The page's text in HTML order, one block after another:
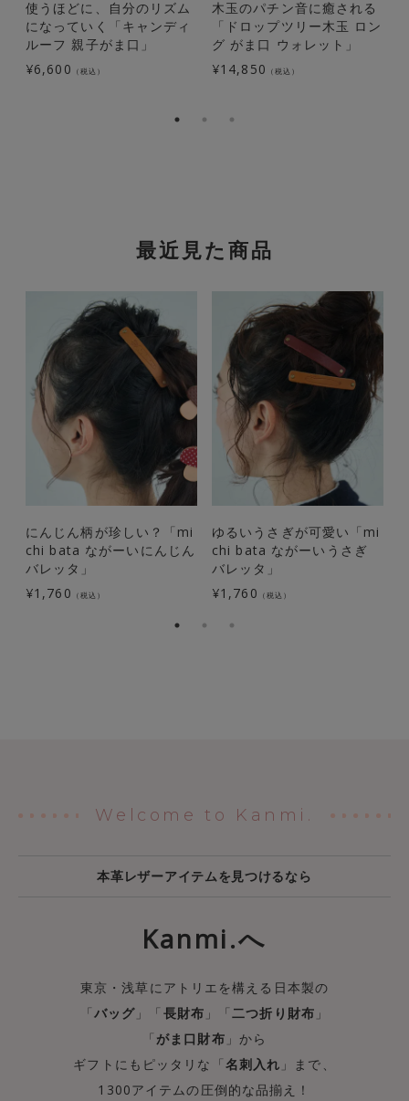
使うほどに、自分のリズム
になっていく「キャンディ
ルーフ 親子がま口」
¥6,600 （税込）
木玉のパチン音に癒される
「ドロップツリー木玉 ロン
グ がま口 ウォレット」
¥14,850 （税込）
最近見た商品
にんじん柄が珍しい？「mi
chi bata ながーいにんじん
バレッタ」
¥1,760 （税込）
ゆるいうさぎが可愛い「mi
chi bata ながーいうさぎ
バレッタ」
¥1,760 （税込）
Welcome to Kanmi.
本革レザーアイテムを見つけるなら
Kanmi.へ
東京・浅草にアトリエを構える日本製の
「バッグ 」「 長財布 」「二つ折り財布 」
「 がま口財布 」から
ギフトにもピッタリな「名刺入れ 」まで、
1300アイテムの圧倒的な品揃え！